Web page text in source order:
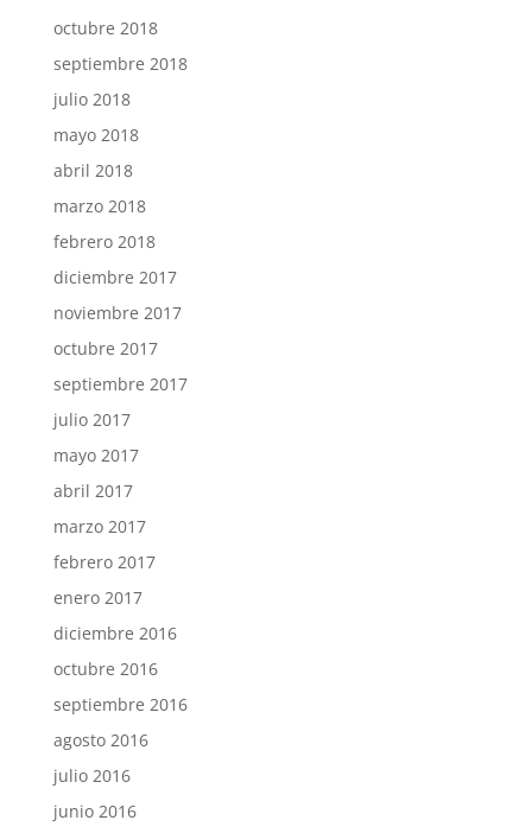
octubre 2018
septiembre 2018
julio 2018
mayo 2018
abril 2018
marzo 2018
febrero 2018
diciembre 2017
noviembre 2017
octubre 2017
septiembre 2017
julio 2017
mayo 2017
abril 2017
marzo 2017
febrero 2017
enero 2017
diciembre 2016
octubre 2016
septiembre 2016
agosto 2016
julio 2016
junio 2016